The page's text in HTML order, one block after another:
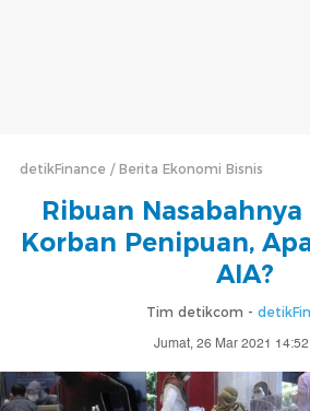
detikFinance Berita Ekonomi Bisnis
Ribuan
Korban Penipuan,
AIA?
Tim detikcom -
Jumat, 26 Mar 2021